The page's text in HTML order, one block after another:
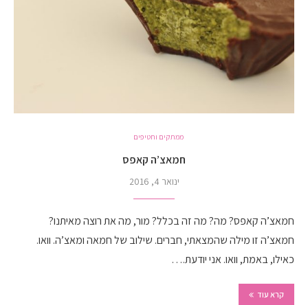
ממתקים וחטיפים
חמאצ’ה קאפס
ינואר 4, 2016
חמאצ’ה קאפס? מה? מה זה בכלל? מור, מה את רוצה מאיתנו?
חמאצ’ה זו מילה שהמצאתי, חברים. שילוב של חמאה ומאצ’ה. וואו.
כאילו, באמת, וואו. אני יודעת.…
קרא עוד